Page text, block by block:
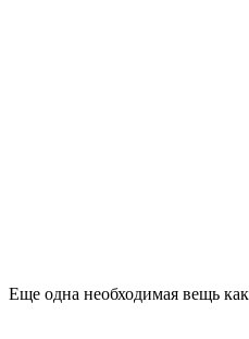
Еще одна необходимая вещь